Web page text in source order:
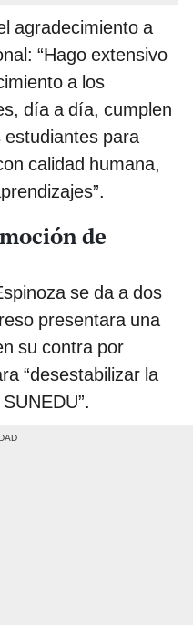
agradecimiento a
“Hago extensivo
a los
día a día, cumplen
estudiantes para
calidad humana,
de
se da a dos
presentara una
su contra por
“desestabilizar la